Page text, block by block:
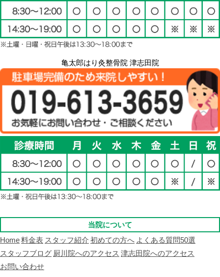
亀太郎はり灸整骨院 津志田院
当院について
Home料金表 スタッフ紹介 初めての方へ よくある質問50選
スタッフブログ 厨川院へのアクセス 津志田院へのアクセス
お問い合わせ